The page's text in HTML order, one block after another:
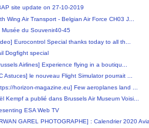
site update on 27-10-2019
Wing Air Transport - Belgian Air Force CH03 J...
Musée du Souvenir40-45
Eurocontrol Special thanks today to all th...
Dogfight special
Airlines] Experience flying in a boutiqu...
Astuces] le nouveau Flight Simulator pourrait ...
horizon-magazine.eu] Few aeroplanes land ...
Kempf a publié dans Brussels Air Museum Voisi...
ESA Web TV
GAREL PHOTOGRAPHE] : Calendrier 2020